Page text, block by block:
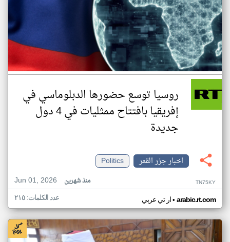
روسيا توسع حضورها الدبلوماسي في
إفريقيا بافتتاح ممثليات في 4 دول
جديدة
اخبار جزر القمر
Politics
Jun 01, 2026
منذ شهرين TN75KY
ار تي عربي• arabic.rt.com عدد الكلمات: ٢١٥